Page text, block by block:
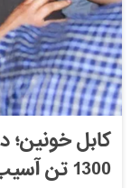
کابل خونین؛
1300 تن آسیب دیدند